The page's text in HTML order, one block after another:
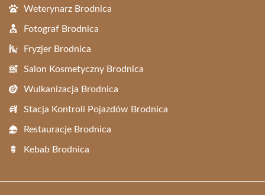
Weterynarz Brodnica
Fotograf Brodnica
Fryzjer Brodnica
Salon Kosmetyczny Brodnica
Wulkanizacja Brodnica
Stacja Kontroli Pojazdów Brodnica
Restauracje Brodnica
Kebab Brodnica